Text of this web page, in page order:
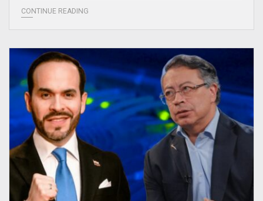
CONTINUE READING